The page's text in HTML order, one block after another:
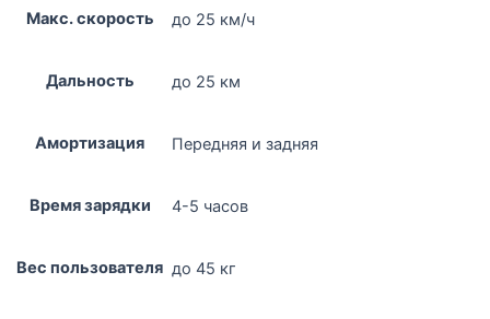
Макс. скорость до 25 км/ч
Дальность до 25 км
Амортизация Передняя и задняя
Время зарядки 4-5 часов
Вес пользователя до 45 кг